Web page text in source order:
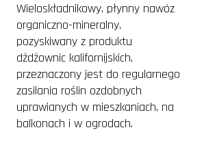
Wieloskładnikowy, płynny nawóz
organiczno-mineralny,
pozyskiwany z produktu
dżdżownic kalifornijskich,
przeznaczony jest do regularnego
zasilania roślin ozdobnych
uprawianych w mieszkaniach, na
balkonach i w ogrodach.